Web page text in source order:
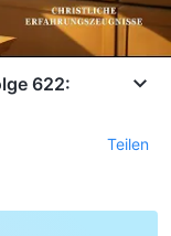
622:
Teilen